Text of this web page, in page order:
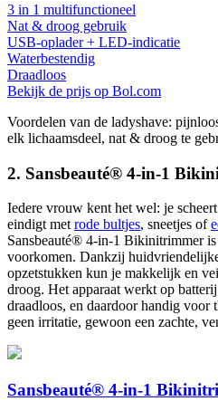
3 in 1 multifunctioneel
Nat & droog gebruik
USB-oplader + LED-indicatie
Waterbestendig
Draadloos
Bekijk de prijs op Bol.com
Voordelen van de ladyshave:
elk lichaamsdeel, nat & droog te
2. Sansbeauté® 4-in-1
Iedere vrouw kent het wel: je
eindigt met rode bultjes, sneetjes of
Sansbeauté® 4-in-1 Bikinitrimmer
voorkomen. Dankzij
opzetstukken kun je makkelijk en
droog. Het apparaat werkt op
draadloos, en daardoor handig voor
geen irritatie, gewoon een zachte,
Sansbeauté® 4-in-1